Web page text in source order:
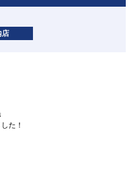
レジット
セサリー
車情報
情報
店
た！